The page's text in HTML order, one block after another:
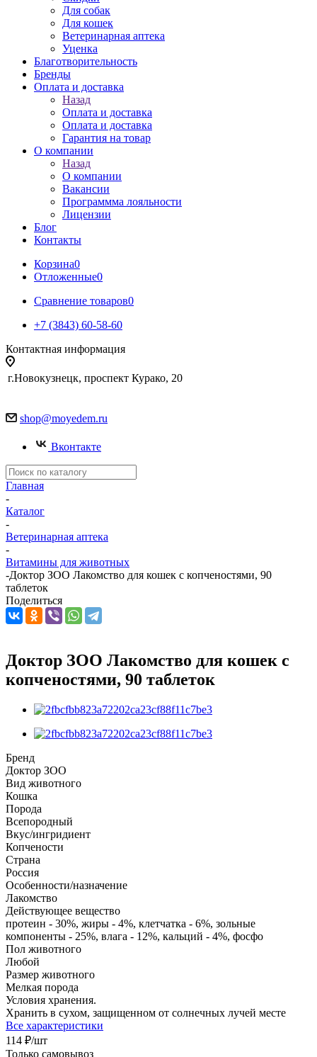
Для собак
Для кошек
Ветеринарная аптека
Уценка
Благотворительность
Бренды
Оплата и доставка
Назад
Оплата и доставка
Оплата и доставка
Гарантия на товар
О компании
Назад
О компании
Вакансии
Программма лояльности
Лицензии
Блог
Контакты
Корзина0
Отложенные0
Сравнение товаров0
+7 (3843) 60-58-60
Контактная информация
г.Новокузнецк, проспект Курако, 20
shop@moyedem.ru
Вконтакте
Главная
-
Каталог
-
Ветеринарная аптека
-
Витамины для животных
-Доктор ЗОО Лакомство для кошек с копченостями, 90
таблеток
Поделиться
Доктор ЗОО Лакомство для кошек с
копченостями, 90 таблеток
Бренд
Доктор ЗОО
Вид животного
Кошка
Порода
Всепородный
Вкус/ингридиент
Копчености
Страна
Россия
Особенности/назначение
Лакомство
Действующее вещество
протеин - 30%, жиры - 4%, клетчатка - 6%, зольные
компоненты - 25%, влага - 12%, кальций - 4%, фосфо
Пол животного
Любой
Размер животного
Мелкая порода
Условия хранения.
Хранить в сухом, защищенном от солнечных лучей месте
Все характеристики
114 ₽/шт
Только самовывоз